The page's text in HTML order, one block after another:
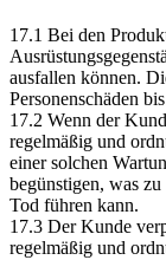
17.1 Bei den
ausfallen können.
Personenschäden
17.2 Wenn der
regelmäßig und
einer solchen
begünstigen, was
Tod führen kann.
17.3 Der Kunde
regelmäßig und